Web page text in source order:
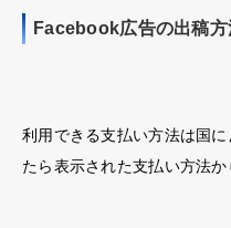
Facebook広告の出稿
利用できる支払い方法は国
たら表示された支払い方法か